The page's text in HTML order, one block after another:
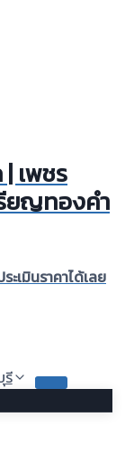
เพชร
ยญทองคำ
ะเมินราคาได้เลย
รี